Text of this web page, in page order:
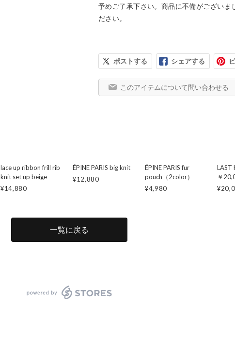
予めご了承下さい。商品に不備がございま
ださい。
ポストする シェアする
このアイテムについて問い合わせる
lace up ribbon frill rib
knit set up beige
¥14,880
ÉPINE PARIS big knit
¥12,880
ÉPINE PARIS fur
pouch（2color）
¥4,980
LAST
￥
一覧に戻る